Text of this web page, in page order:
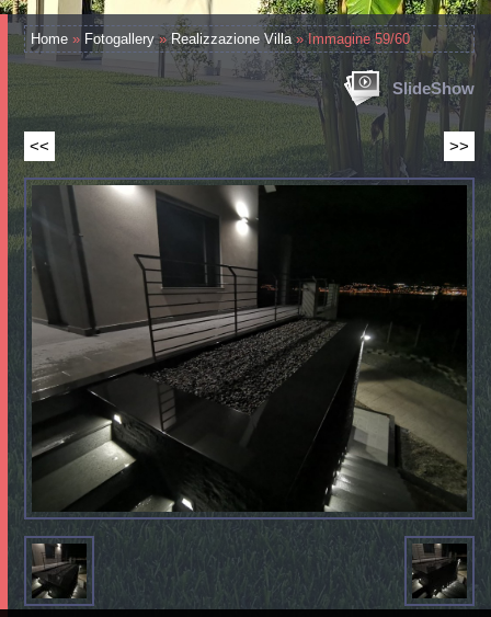
Home » Fotogallery »Realizzazione Villa» Immagine 59/60
SlideShow
<< >>